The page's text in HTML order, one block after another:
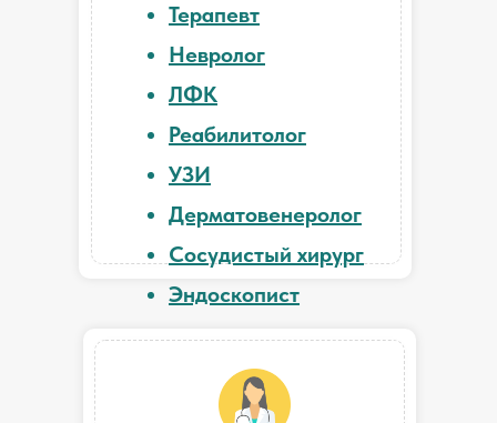
Терапевт
Невролог
ЛФК
Реабилитолог
УЗИ
Дерматовенеролог
Сосудистый хирург
Эндоскопист